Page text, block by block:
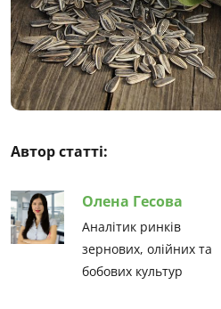
Автор статті:
Олена Гесова
Аналітик ринків
зернових, олійних та
бобових культур